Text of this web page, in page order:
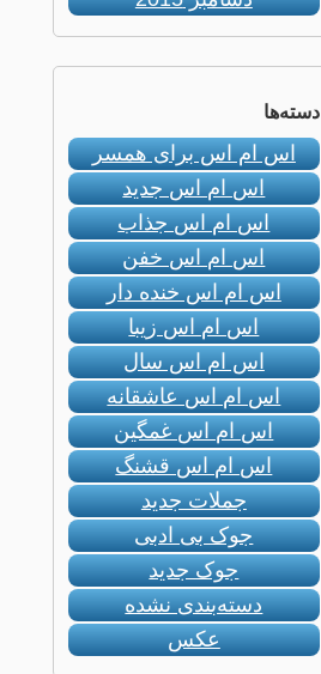
دسته‌ها
اس ام اس برای همسر
اس ام اس جدید
اس ام اس جذاب
اس ام اس خفن
اس ام اس خنده دار
اس ام اس زیبا
اس ام اس سال
اس ام اس عاشقانه
اس ام اس غمگین
اس ام اس قشنگ
جملات جدید
جوک بی ادبی
جوک جدید
دسته‌بندی نشده
عکس